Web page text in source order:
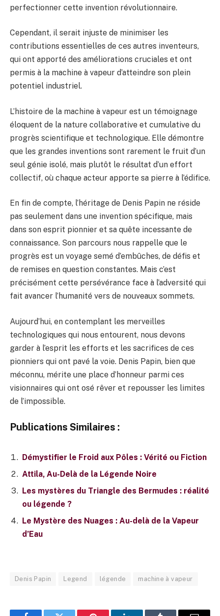
perfectionner cette invention révolutionnaire.
Cependant, il serait injuste de minimiser les
contributions essentielles de ces autres inventeurs,
qui ont apporté des améliorations cruciales et ont
permis à la machine à vapeur d’atteindre son plein
potentiel industriel.
L’histoire de la machine à vapeur est un témoignage
éloquent de la nature collaborative et cumulative du
progrès scientifique et technologique. Elle démontre
que les grandes inventions sont rarement le fruit d’un
seul génie isolé, mais plutôt le résultat d’un effort
collectif, où chaque acteur apporte sa pierre à l’édifice.
En fin de compte, l’héritage de Denis Papin ne réside
pas seulement dans une invention spécifique, mais
dans son esprit pionnier et sa quête incessante de
connaissance. Son parcours nous rappelle que le
progrès est un voyage semé d’embûches, de défis et
de remises en question constantes. Mais c’est
précisément cette persévérance face à l’adversité qui
fait avancer l’humanité vers de nouveaux sommets.
Aujourd’hui, en contemplant les merveilles
technologiques qui nous entourent, nous devons
garder à l’esprit les efforts et les sacrifices de ces
pionniers qui ont pavé la voie. Denis Papin, bien que
méconnu, mérite une place d’honneur parmi ces
visionnaires qui ont osé rêver et repousser les limites
de l’impossible.
Publications Similaires :
Démystifier le Froid aux Pôles : Vérité ou Fiction
Attila, Au-Delà de la Légende Noire
Les mystères du Triangle des Bermudes : réalité
ou légende ?
Le Mystère des Nuages : Au-delà de la Vapeur
d’Eau
Denis Papin Legend légende machine à vapeur